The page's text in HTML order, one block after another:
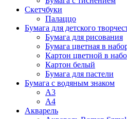
Скетчбуки
Палаццо
Бумага для детского
Бумага для рисования
Бумага цветная в
Картон цветной в
Картон белый
Бумага для пастели
Бумага с водяным знаком
А3
А4
Акварель